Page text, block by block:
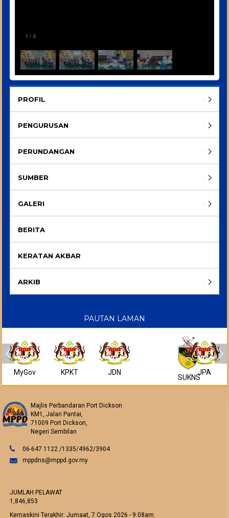
1 /4
PROFIL
PENGURUSAN
PERUNDANGAN
SUMBER
GALERI
BERITA
KERATAN AKBAR
ARKIB
PAUTAN LAMAN
MyGov KPKT JDN
SUKNS
JPA
Majlis Perbandaran Port Dickson
KM1, Jalan Pantai,
71009 Port Dickson,
Negeri Sembilan
06-647 1122 /1335/4962/3904
mppdns@mppd.gov.my
JUMLAH PELAWAT
1,846,853
Kemaskini Terakhir:Jumaat, 7 Ogos 2026 - 9:08am